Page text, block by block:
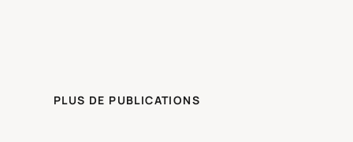
PLUS DE PUBLICATIONS